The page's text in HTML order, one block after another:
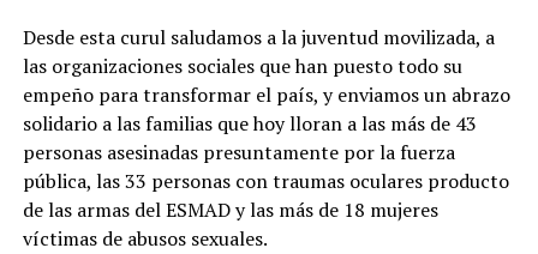
Desde esta curul saludamos a la juventud movilizada, a
las organizaciones sociales que han puesto todo su
empeño para transformar el país, y enviamos un abrazo
solidario a las familias que hoy lloran a las más de 43
personas asesinadas presuntamente por la fuerza
pública, las 33 personas con traumas oculares producto
de las armas del ESMAD y las más de 18 mujeres
víctimas de abusos sexuales.